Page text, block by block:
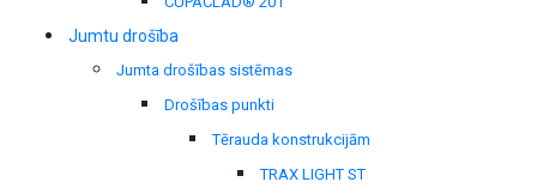
Jumtu drošība
Jumta drošības sistēmas
Drošības punkti
Tērauda konstrukcijām
TRAX LIGHT ST